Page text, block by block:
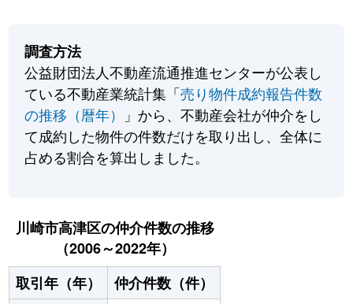
調査方法
公益財団法人不動産流通推進センターが公表し
ている不動産業統計集「売り物件成約報告件数
の推移（暦年）
」から、不動産会社が仲介をし
て成約した物件の件数だけを取り出し、全体に
占める割合を算出しました。
川崎市高津区の仲介件数の推移
（2006～2022年）
取引年（年）
仲介件数（件）